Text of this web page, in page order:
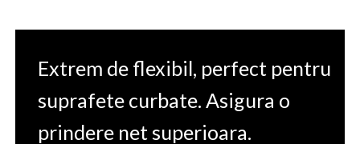
Extrem de flexibil, perfect pentru
suprafete curbate. Asigura o
prindere net superioara.